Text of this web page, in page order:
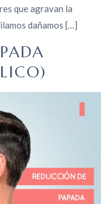
que agravan la
dañamos […]